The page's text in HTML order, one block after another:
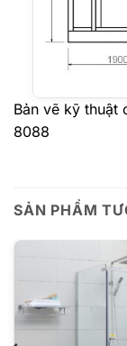
Bản vẽ kỹ thuật
8088
SẢN PHẨM